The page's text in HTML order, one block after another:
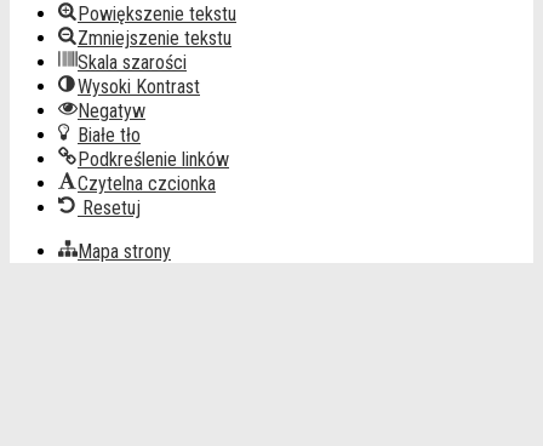
Powiększenie tekstu
Zmniejszenie tekstu
Skala szarości
Wysoki Kontrast
Negatyw
Białe tło
Podkreślenie linków
Czytelna czcionka
Resetuj
Mapa strony